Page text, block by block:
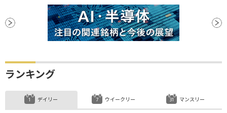
ランキング
デイリー ウイークリー マンスリー